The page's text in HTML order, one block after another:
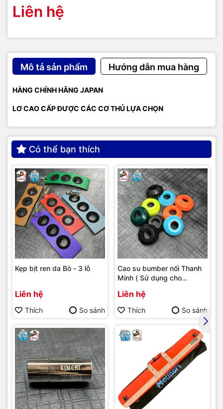
Liên hệ
Mô tả sản phẩm Hướng dẫn mua hàng
HÀNG CHÍNH HÃNG JAPAN
LƠ CAO CẤP ĐƯỢC CÁC CƠ THỦ LỰA CHỌN
Có thể bạn thích
Kẹp bịt ren da Bò - 3 lỗ
Liên hệ
Thích So sánh
Cao su bumber nối Thanh
Minh ( Sử dụng cho
Liên hệ
Thích So sánh